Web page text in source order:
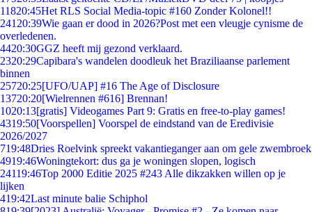
11820:45Het RLS Social Media-topic #160 Zonder Kolonel!!
241 20:39Wie gaan er dood in 2026?Post met een vleugje cynisme de
overledenen.
4420:30GGZ heeft mij gezond verklaard.
2320:29Capibara's wandelen doodleuk het Braziliaanse parlement
binnen
25720:25[UFO/UAP] #16 The Age of Disclosure
13720:20[Wielrennen #616] Brennan!
1020:13[gratis] Videogames Part 9: Gratis en free-to-play games!
4319:50[Voorspellen] Voorspel de eindstand van de Eredivisie
2026/2027
719:48Dries Roelvink spreekt vakantieganger aan om gele zwembroek
4919:46Woningtekort: dus ga je woningen slopen, logisch
24119:46Top 2000 Editie 2025 #243 Alle dikzakken willen op je
lijken
419:42Last minute balie Schiphol